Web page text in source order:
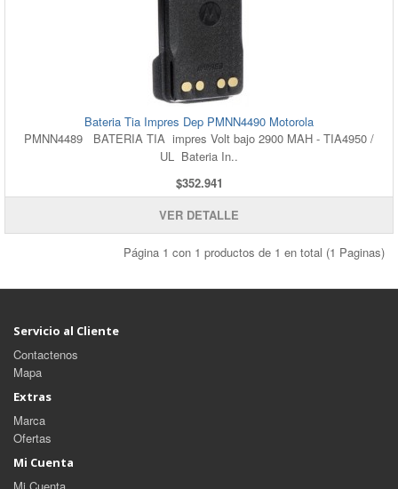
Bateria Tia Impres Dep PMNN4490 Motorola
PMNN4489 BATERIA TIA impres Volt bajo 2900 MAH - TIA4950 /
UL Bateria In..
$352.941
VER DETALLE
Página 1 con 1 productos de 1 en total (1 Paginas)
Servicio al Cliente
Contactenos
Mapa
Extras
Marca
Ofertas
Mi Cuenta